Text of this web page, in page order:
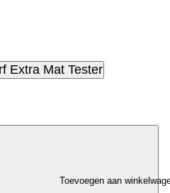
Extra Mat Tester
Toevoegen aan